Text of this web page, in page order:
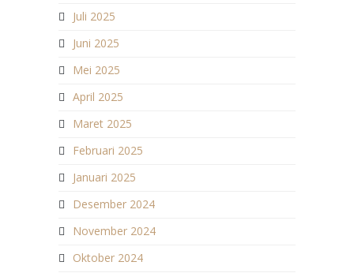
Juli 2025
Juni 2025
Mei 2025
April 2025
Maret 2025
Februari 2025
Januari 2025
Desember 2024
November 2024
Oktober 2024